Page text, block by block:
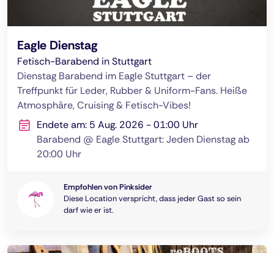
Eagle Dienstag
Fetisch-Barabend in Stuttgart
Dienstag Barabend im Eagle Stuttgart – der
Treffpunkt für Leder, Rubber & Uniform-Fans. Heiße
Atmosphäre, Cruising & Fetisch-Vibes!
Endete am: 5 Aug. 2026 - 01:00 Uhr
Barabend @ Eagle Stuttgart: Jeden Dienstag ab
20:00 Uhr
Empfohlen von Pinksider
Diese Location verspricht, dass jeder Gast so sein
darf wie er ist.